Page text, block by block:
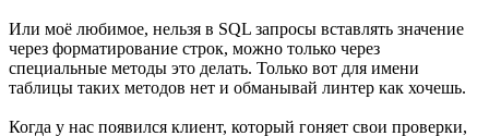
Или моё любимое, нельзя в SQL запросы вставлять значение
через форматирование строк, можно только через
специальные методы это делать. Только вот для имени
таблицы таких методов нет и обманывай линтер как хочешь.
Когда у нас появился клиент, который гоняет свои проверки,